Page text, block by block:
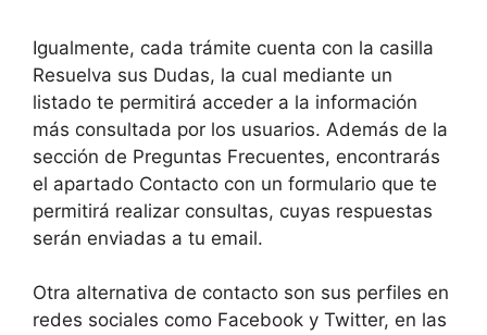
Igualmente, cada trámite cuenta con la casilla
Resuelva sus Dudas, la cual mediante un
listado te permitirá acceder a la información
más consultada por los usuarios. Además de la
sección de Preguntas Frecuentes, encontrarás
el apartado Contacto con un formulario que te
permitirá realizar consultas, cuyas respuestas
serán enviadas a tu email.
Otra alternativa de contacto son sus perfiles en
redes sociales como Facebook y Twitter, en las